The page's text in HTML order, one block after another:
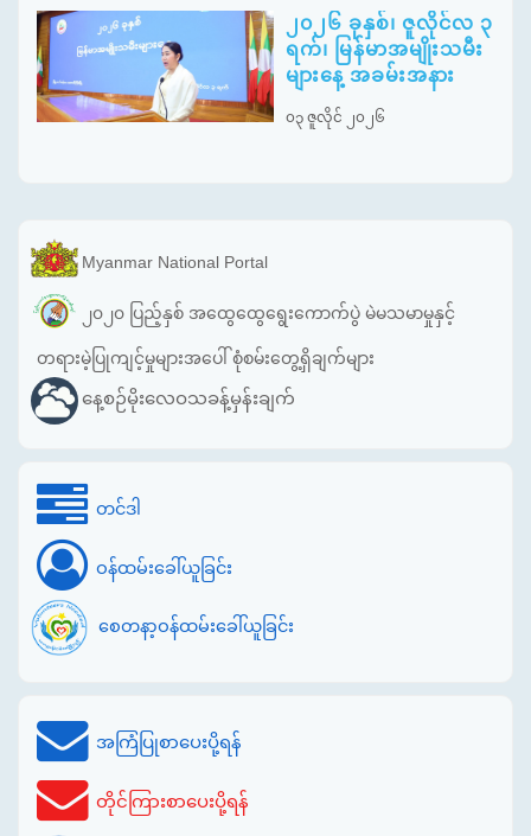
၂၀၂၆ ခုနှစ်၊ ဇူလိုင်လ ၃
ရက်၊ မြန်မာအမျိုးသမီး
များနေ့ အခမ်းအနား
၀၃ ဇူလိုင် ၂၀၂၆
Myanmar National Portal
၂၀၂၀ ပြည့်နှစ် အထွေထွေရွေးကောက်ပွဲ မဲမသမာမှုနှင့်
တရားမဲ့ပြုကျင့်မှုများအပေါ် စုံစမ်းတွေ့ရှိချက်များ
နေ့စဉ်မိုးလေဝသခန့်မှန်းချက်
တင်ဒါ
ဝန်ထမ်းခေါ်ယူခြင်း
စေတနာ့ဝန်ထမ်းခေါ်ယူခြင်း
အကြံပြုစာပေးပို့ရန်
တိုင်ကြားစာပေးပို့ရန်